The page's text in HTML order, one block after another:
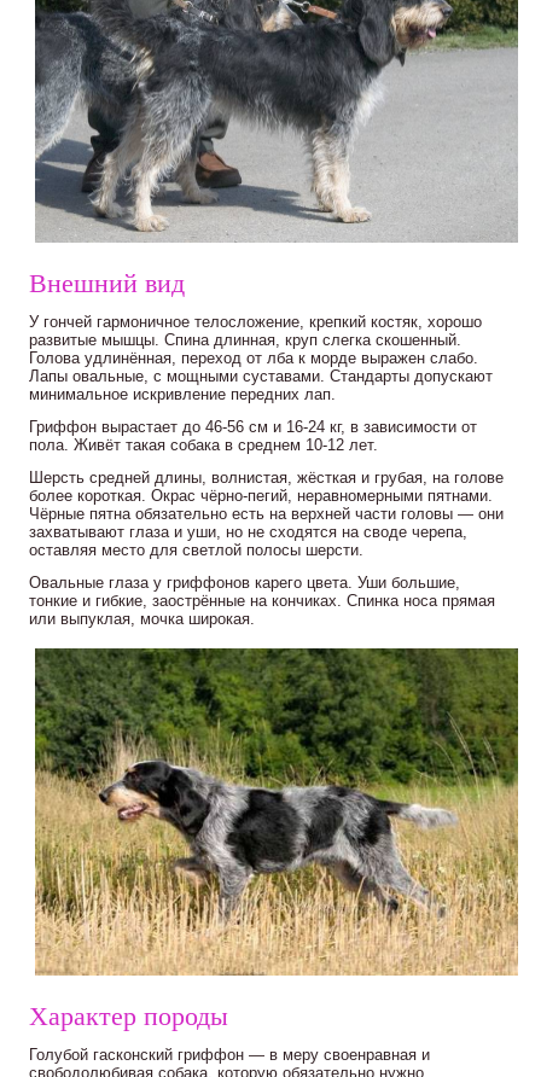
Внешний вид
У гончей гармоничное телосложение, крепкий костяк, хорошо
развитые мышцы. Спина длинная, круп слегка скошенный.
Голова удлинённая, переход от лба к морде выражен слабо.
Лапы овальные, с мощными суставами. Стандарты допускают
минимальное искривление передних лап.
Гриффон вырастает до 46-56 см и 16-24 кг, в зависимости от
пола. Живёт такая собака в среднем 10-12 лет.
Шерсть средней длины, волнистая, жёсткая и грубая, на голове
более короткая. Окрас чёрно-пегий, неравномерными пятнами.
Чёрные пятна обязательно есть на верхней части головы — они
захватывают глаза и уши, но не сходятся на своде черепа,
оставляя место для светлой полосы шерсти.
Овальные глаза у гриффонов карего цвета. Уши большие,
тонкие и гибкие, заострённые на кончиках. Спинка носа прямая
или выпуклая, мочка широкая.
Характер породы
Голубой гасконский гриффон — в меру своенравная и
свободолюбивая собака, которую обязательно нужно